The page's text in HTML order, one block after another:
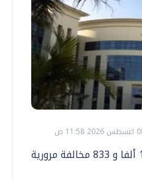
وزارة الداخلية تضبط 120 ألفا و 833 مخالفة مرورية